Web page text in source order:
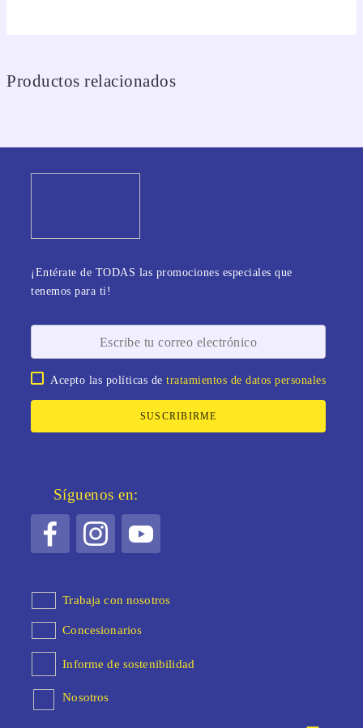
Productos relacionados
¡Entérate de TODAS las promociones especiales que
tenemos para ti!
Acepto las políticas detratamientos de datos personales
SUSCRIBIRME
Síguenos en:
Trabaja con nosotros
Concesionarios
Informe de sostenibilidad
Nosotros